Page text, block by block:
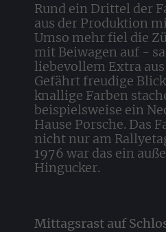
Rund ein Drittel der
aus der Produktion
Umso mehr fiel die
mit Beiwagen auf -
liebevollem Extra aus
Gefährt freudige
knallige Farben
beispielsweise ein
Hause Porsche. Das
nicht nur am
1976 war das ein
Hingucker.
Mittagsrast auf